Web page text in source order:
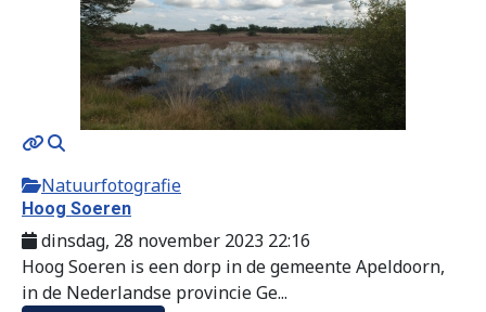
Natuurfotografie
Hoog Soeren
dinsdag, 28 november 2023 22:16
Hoog Soeren is een dorp in de gemeente Apeldoorn,
in de Nederlandse provincie Ge...